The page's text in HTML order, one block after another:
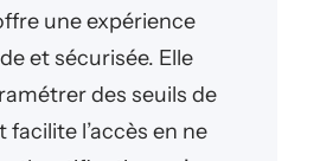
une expérience
et sécurisée. Elle
des seuils de
facilite l’accès en ne